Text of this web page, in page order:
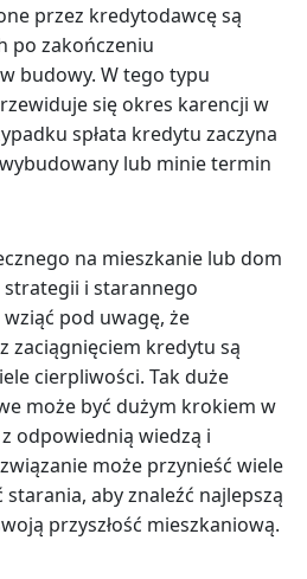
przez kredytodawcę są
po zakończeniu
budowy. W tego typu
się okres karencji w
spłata kredytu zaczyna
lub minie termin
na mieszkanie lub dom
i starannego
pod uwagę, że
zaciągnięciem kredytu są
cierpliwości. Tak duże
może być dużym krokiem w
odpowiednią wiedzą i
może przynieść wiele
aby znaleźć najlepszą
przyszłość mieszkaniową.